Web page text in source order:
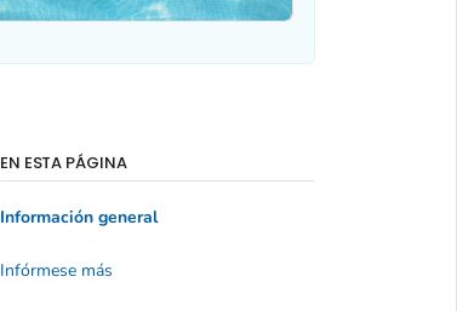
EN ESTA PÁGINA
Información general
Infórmese más